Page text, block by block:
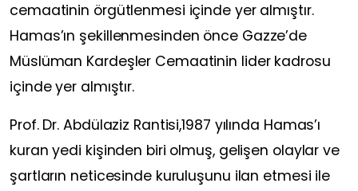
cemaatinin örgütlenmesi içinde yer almıştır.
Hamas’ın şekillenmesinden önce Gazze’de
Müslüman Kardeşler Cemaatinin lider kadrosu
içinde yer almıştır.
Prof. Dr. Abdülaziz Rantisi,1987 yılında Hamas’ı
kuran yedi kişinden biri olmuş, gelişen olaylar ve
şartların neticesinde kuruluşunu ilan etmesi ile